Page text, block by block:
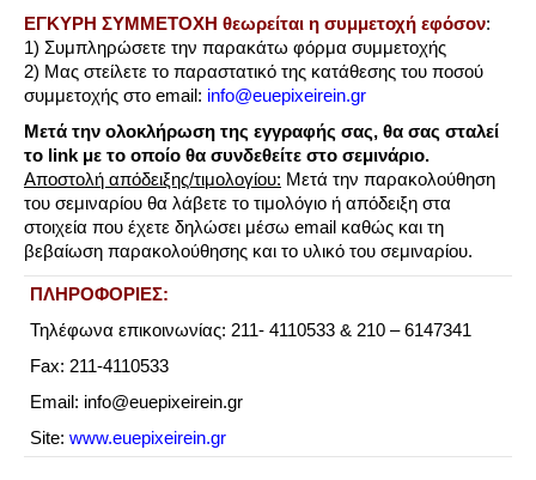
ΕΓΚΥΡΗ ΣΥΜΜΕΤΟΧΗ θεωρείται η συμμετοχή εφόσον:
1) Συμπληρώσετε την παρακάτω φόρμα συμμετοχής
2) Μας στείλετε το παραστατικό της κατάθεσης του ποσού
συμμετοχής στο email: info@euepixeirein.gr
Μετά την ολοκλήρωση της εγγραφής σας, θα σας σταλεί
το link με το οποίο θα συνδεθείτε στο σεμινάριο.
Αποστολή απόδειξης/τιμολογίου: Μετά την παρακολούθηση
του σεμιναρίου θα λάβετε το τιμολόγιο ή απόδειξη στα
στοιχεία που έχετε δηλώσει μέσω email καθώς και τη
βεβαίωση παρακολούθησης και το υλικό του σεμιναρίου.
ΠΛΗΡΟΦΟΡΙΕΣ:
Τηλέφωνα επικοινωνίας: 211- 4110533 & 210 – 6147341
Fax: 211-4110533
Email: info@euepixeirein.gr
Site: www.euepixeirein.gr